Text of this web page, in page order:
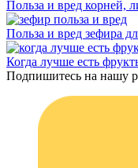
Польза и вред корней,
Польза и вред зефира
Когда лучше есть
Подпишитесь на нашу